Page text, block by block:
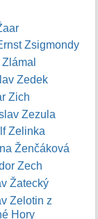
Zsigmondy
Zedek
Zich
Zezula
Zelinka
Ženčáková
Zech
Žatecký
Zelotin z
Hory